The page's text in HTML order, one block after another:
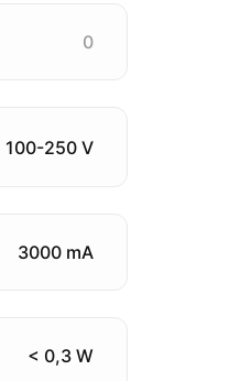
0
100-250 V
3000 mA
< 0,3 W